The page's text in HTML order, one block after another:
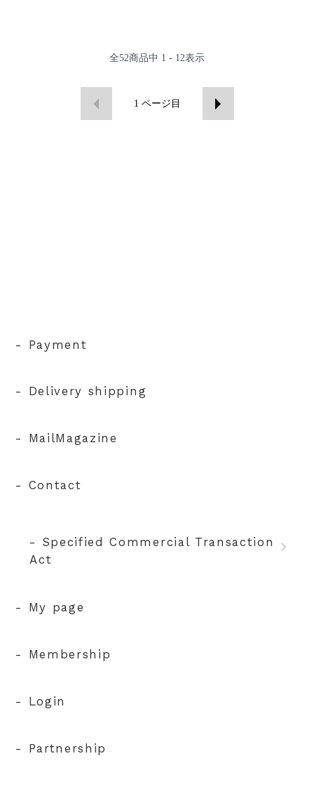
全52商品中 1 - 12表示
1 ページ目
- Payment
- Delivery shipping
- MailMagazine
- Contact
- Specified Commercial Transaction
Act
- My page
- Membership
- Login
- Partnership